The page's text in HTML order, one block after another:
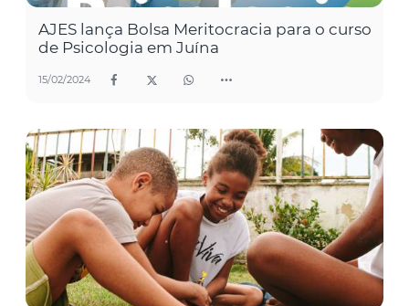
AJES lança Bolsa Meritocracia para o curso
de Psicologia em Juína
15/02/2024